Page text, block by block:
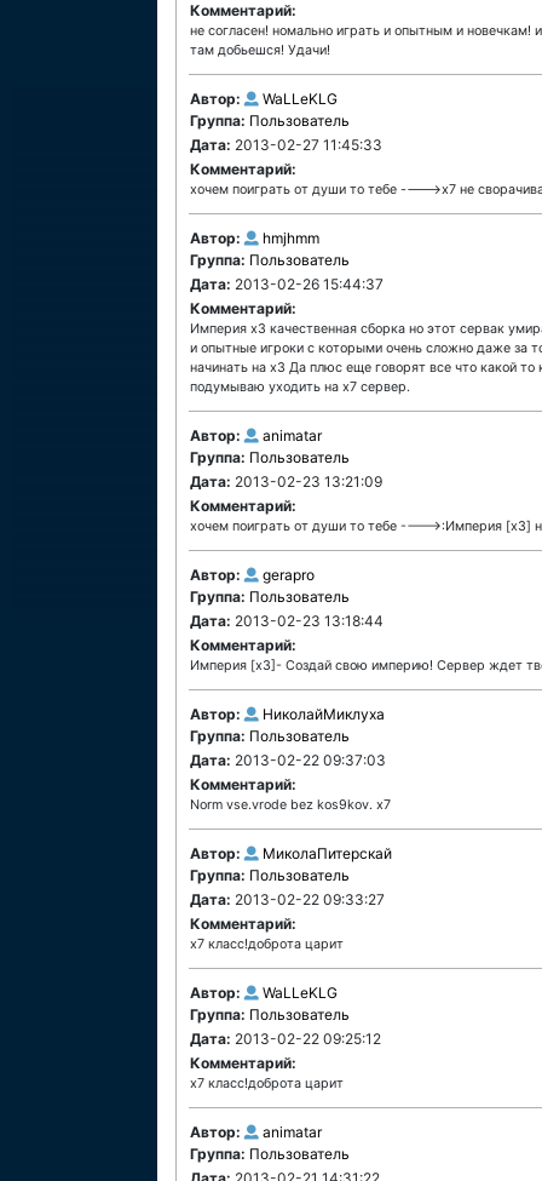
Комментарий:
не согласен! номально играть и опытным и
там добьешся! Удачи!
Автор:
WaLLeKLG
Группа: Пользователь
Дата: 2013-02-27 11:45:33
Комментарий:
хочем поиграть от души то тебе ---->x7 не
Автор:
hmjhmm
Группа: Пользователь
Дата: 2013-02-26 15:44:37
Комментарий:
Империя х3 качественная сборка но этот сервак
и опытные игроки с которыми очень сложно даже за
начинать на х3 Да плюс еще говорят все что какой
подумываю уходить на х7 сервер.
Автор:
animatar
Группа: Пользователь
Дата: 2013-02-23 13:21:09
Комментарий:
хочем поиграть от души то тебе ---->:Империя [x3]
Автор:
gerapro
Группа: Пользователь
Дата: 2013-02-23 13:18:44
Комментарий:
Империя [x3]- Создай свою империю! Сервер ждет
Автор:
НиколайМиклуха
Группа: Пользователь
Дата: 2013-02-22 09:37:03
Комментарий:
Norm vse.vrode bez kos9kov. x7
Автор:
МиколаПитерскай
Группа: Пользователь
Дата: 2013-02-22 09:33:27
Комментарий:
x7 класс!доброта царит
Автор:
WaLLeKLG
Группа: Пользователь
Дата: 2013-02-22 09:25:12
Комментарий:
x7 класс!доброта царит
Автор:
animatar
Группа: Пользователь